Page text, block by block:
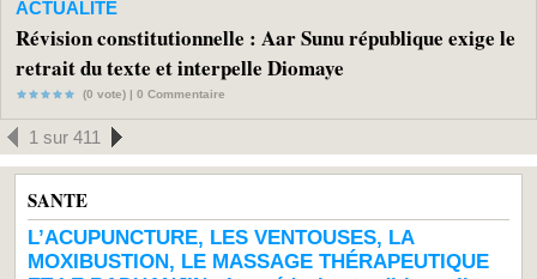
ACTUALITE
Révision constitutionnelle : Aar Sunu république exige le
retrait du texte et interpelle Diomaye
(0 vote) | 0 Commentaire
1 sur 411
SANTE
L’ACUPUNCTURE, LES VENTOUSES, LA
MOXIBUSTION, LE MASSAGE THÉRAPEUTIQUE